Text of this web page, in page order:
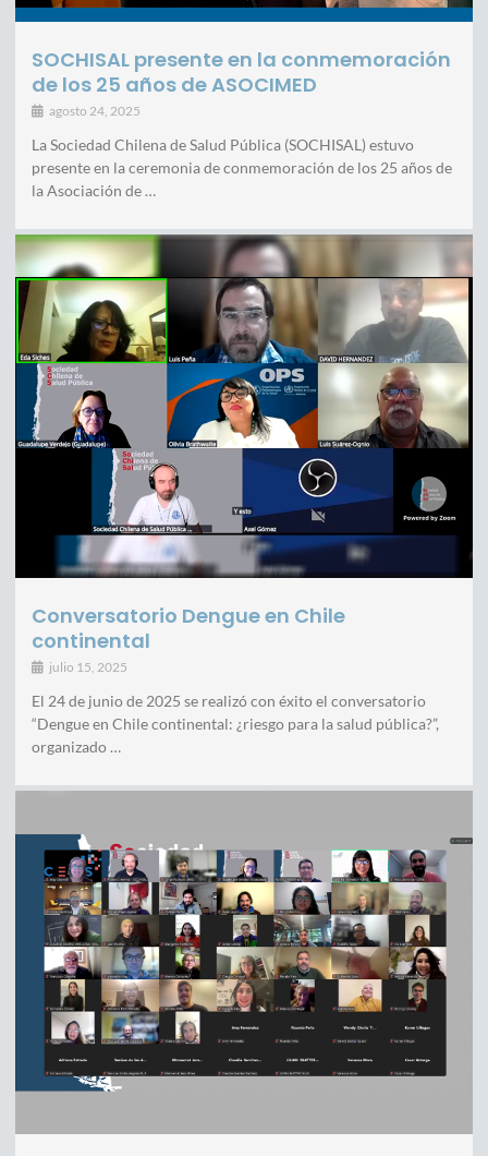
SOCHISAL presente en la conmemoración
de los 25 años de ASOCIMED
agosto 24, 2025
La Sociedad Chilena de Salud Pública (SOCHISAL) estuvo
presente en la ceremonia de conmemoración de los 25 años de
la Asociación de …
Conversatorio Dengue en Chile
continental
julio 15, 2025
El 24 de junio de 2025 se realizó con éxito el conversatorio
“Dengue en Chile continental: ¿riesgo para la salud pública?”,
organizado …